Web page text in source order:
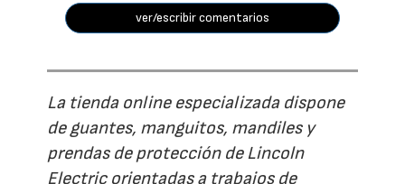
ver/escribir comentarios
La tienda online especializada dispone
de guantes, manguitos, mandiles y
prendas de protección de Lincoln
Electric orientadas a trabajos de